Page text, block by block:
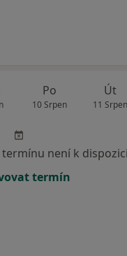
Po
10 Srpen
Út
11 Srpen
není k dispozici
termín